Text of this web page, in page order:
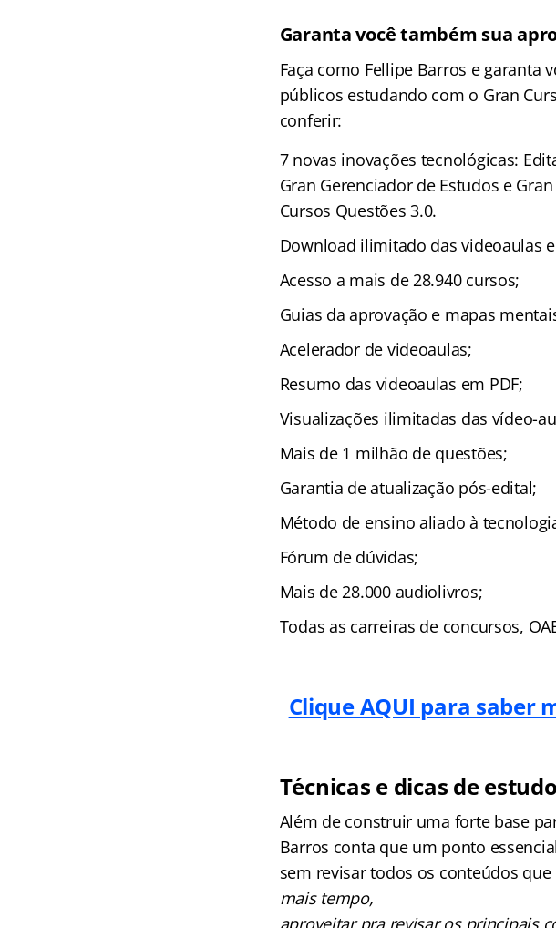
Garanta você também sua
Faça como Fellipe Barros e garanta
públicos estudando com o Gran
conferir:
7 novas inovações tecnológicas:
Gran Gerenciador de Estudos e
Cursos Questões 3.0.
Download ilimitado das videoaulas e
Acesso a mais de 28.940 cursos;
Guias da aprovação e mapas
Acelerador de videoaulas;
Resumo das videoaulas em PDF;
Visualizações ilimitadas das vídeo-
Mais de 1 milhão de questões;
Garantia de atualização pós-edital;
Método de ensino aliado à
Fórum de dúvidas;
Mais de 28.000 audiolivros;
Todas as carreiras de concursos,
Clique AQUI para saber
Técnicas e dicas de
Além de construir uma forte base
Barros conta que um ponto
sem revisar todos os conteúdos que
mais tempo,
aproveitar pra revisar os principais